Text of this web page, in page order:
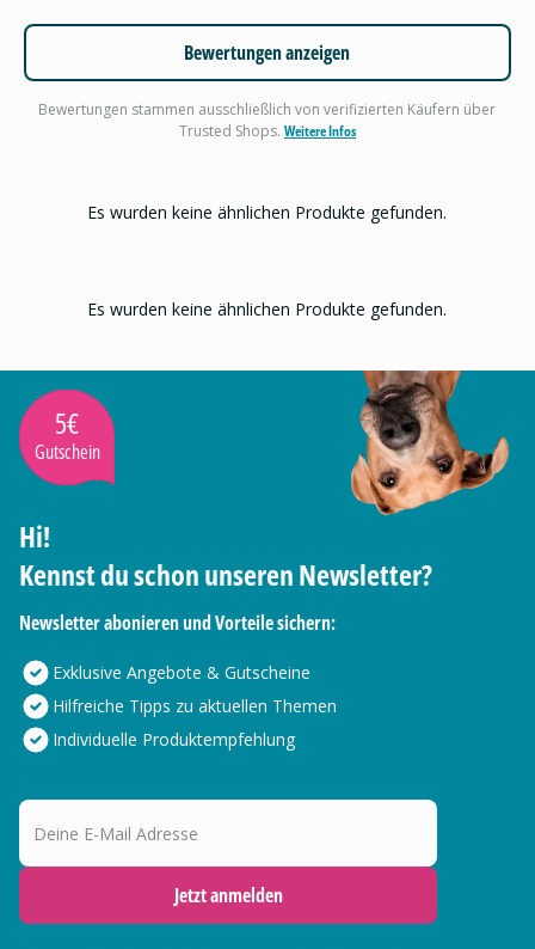
Bewertungen anzeigen
Bewertungen stammen ausschließlich von verifizierten Käufern über
Trusted Shops. Weitere Infos
Es wurden keine ähnlichen Produkte gefunden.
Es wurden keine ähnlichen Produkte gefunden.
5€
Gutschein
Hi!
Kennst du schon unseren Newsletter?
Newsletter abonieren und Vorteile sichern:
Exklusive Angebote & Gutscheine
Hilfreiche Tipps zu aktuellen Themen
Individuelle Produktempfehlung
Deine E-Mail Adresse
Jetzt anmelden